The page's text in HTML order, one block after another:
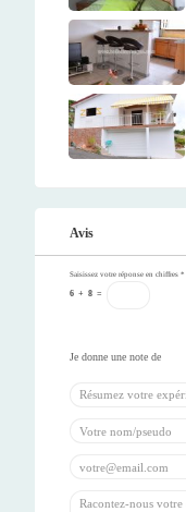
Avis
Saisissez votre réponse en chiffres *
6 + 8 =